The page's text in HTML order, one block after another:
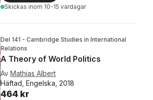
Skickas inom 10-15 vardagar
Del 141 - Cambridge Studies in International
Relations
A Theory of World Politics
Av Mathias Albert
Häftad, Engelska, 2018
464 kr